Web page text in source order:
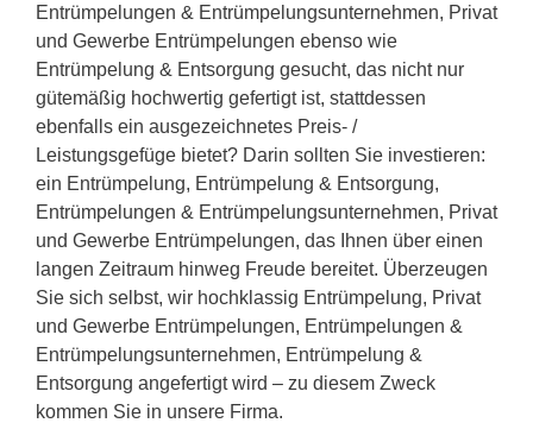
Entrümpelungen & Entrümpelungsunternehmen, Privat
und Gewerbe Entrümpelungen ebenso wie
Entrümpelung & Entsorgung gesucht, das nicht nur
gütemäßig hochwertig gefertigt ist, stattdessen
ebenfalls ein ausgezeichnetes Preis- /
Leistungsgefüge bietet? Darin sollten Sie investieren:
ein Entrümpelung, Entrümpelung & Entsorgung,
Entrümpelungen & Entrümpelungsunternehmen, Privat
und Gewerbe Entrümpelungen, das Ihnen über einen
langen Zeitraum hinweg Freude bereitet. Überzeugen
Sie sich selbst, wir hochklassig Entrümpelung, Privat
und Gewerbe Entrümpelungen, Entrümpelungen &
Entrümpelungsunternehmen, Entrümpelung &
Entsorgung angefertigt wird – zu diesem Zweck
kommen Sie in unsere Firma.